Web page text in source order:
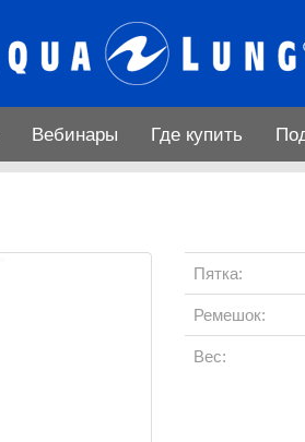
Вебинары Где купить
Пятка:
Ремешок:
Вес: